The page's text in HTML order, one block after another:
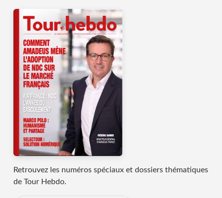
Retrouvez les numéros spéciaux et dossiers thématiques
de Tour Hebdo.